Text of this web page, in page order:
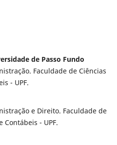
de Passo Fundo
Faculdade de Ciências
- UPF.
e Direito. Faculdade de
Contábeis - UPF.